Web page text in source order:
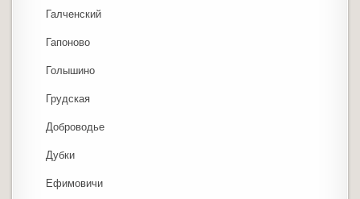
Галченский
Гапоново
Голышино
Грудская
Доброводье
Дубки
Ефимовичи